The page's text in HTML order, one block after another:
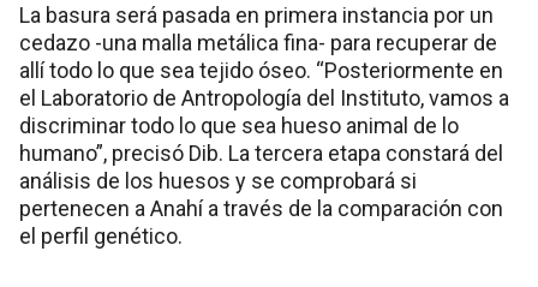
La basura será pasada en primera instancia por un
cedazo -una malla metálica fina- para recuperar de
allí todo lo que sea tejido óseo. “Posteriormente en
el Laboratorio de Antropología del Instituto, vamos a
discriminar todo lo que sea hueso animal de lo
humano”, precisó Dib. La tercera etapa constará del
análisis de los huesos y se comprobará si
pertenecen a Anahí a través de la comparación con
el perfil genético.